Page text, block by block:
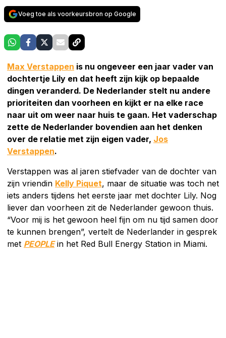
Voeg toe als voorkeursbron op Google
Max Verstappen is nu ongeveer een jaar vader van
dochtertje Lily en dat heeft zijn kijk op bepaalde
dingen veranderd. De Nederlander stelt nu andere
prioriteiten dan voorheen en kijkt er na elke race
naar uit om weer naar huis te gaan. Het vaderschap
zette de Nederlander bovendien aan het denken
over de relatie met zijn eigen vader, Jos
Verstappen.
Verstappen was al jaren stiefvader van de dochter van
zijn vriendin Kelly Piquet, maar de situatie was toch net
iets anders tijdens het eerste jaar met dochter Lily. Nog
liever dan voorheen zit de Nederlander gewoon thuis.
“Voor mij is het gewoon heel fijn om nu tijd samen door
te kunnen brengen”, vertelt de Nederlander in gesprek
met PEOPLEin het Red Bull Energy Station in Miami.